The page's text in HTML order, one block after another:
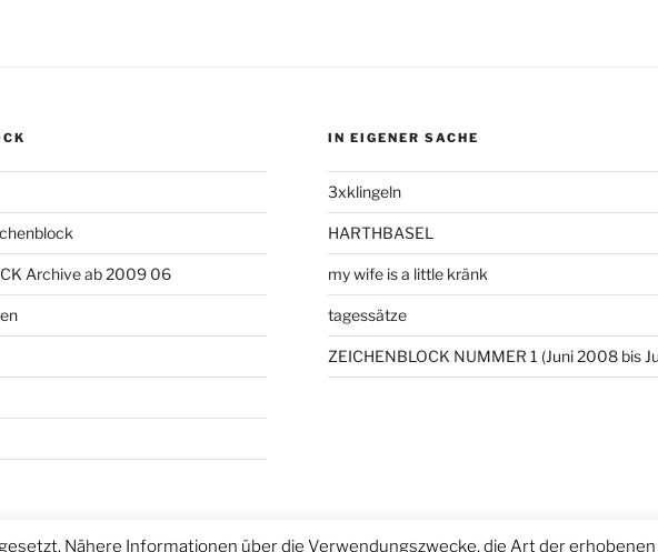
Archive ab 2009 06
IN EIGENER SACHE
3xklingeln
HARTHBASEL
my wife is a little kränk
tagessätze
ZEICHENBLOCK NUMMER 1 (Juni 2008 bis
Nähere Informationen über die Verwendungszwecke, die Art der